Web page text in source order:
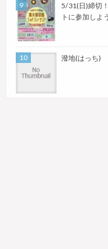
5/31(日)締切
トに参加しよう
潑地(はっち)